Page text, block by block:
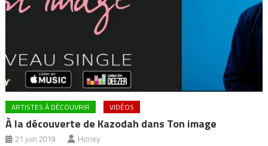
ARTISTES À DÉCOUVRIR VIDÉOS
À la découverte de Kazodah dans Ton image
21 juin 2019 Honey